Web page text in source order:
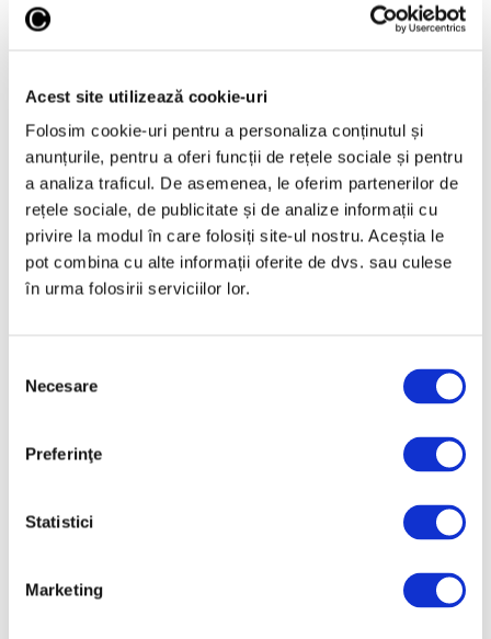
Acest site utilizează cookie-uri
Folosim cookie-uri pentru a personaliza conținutul și
anunțurile, pentru a oferi funcții de rețele sociale și pentru
a analiza traficul. De asemenea, le oferim partenerilor de
rețele sociale, de publicitate și de analize informații cu
privire la modul în care folosiți site-ul nostru. Aceștia le
pot combina cu alte informații oferite de dvs. sau culese
în urma folosirii serviciilor lor.
consimțământului
Necesare
Preferinţe
Statistici
Marketing
Recomandările curatorial pentru
Florensky, în dialog fără